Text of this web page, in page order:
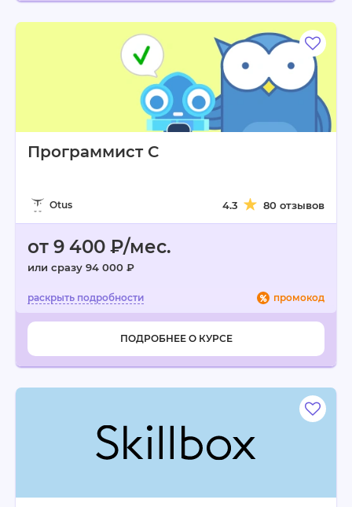
Программист C
Otus 4.3 80 отзывов
от 9 400 ₽/мес.
или сразу 94 000 ₽
промокод
ПОДРОБНЕЕ О КУРСЕ